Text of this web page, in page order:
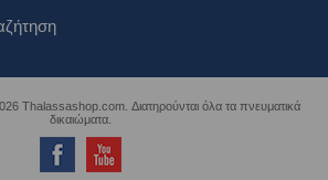
Thalassashop.com. Διατηρούνται όλα τα πνευματικά
δικαιώματα.